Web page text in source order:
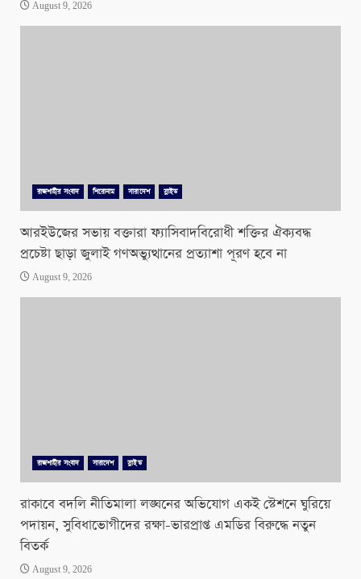
August 9, 2026
রাজশাহীর সংবাদ শিরোনাম সারাদেশ স্লাইড
আরইউজের সভায় বক্তারা ফ্যাসিবাদবিরোধী শক্তির ঐক্যবদ্ধ
প্রচেষ্টা ছাড়া জুলাই গণঅভ্যুত্থানের প্রত্যাশা পূরণ হবে না
August 9, 2026
রাজশাহীর সংবাদ সারাদেশ স্লাইড
রাকাবে বদলি নীতিমালা লঙ্ঘনের অভিযোগ একই স্টেশনে ঘুরিয়ে
পদায়ন, সুবিধাভোগীদের রক্ষা-ভারপ্রাপ্ত এমডির বিরুদ্ধে নতুন
বিতর্ক
August 9, 2026